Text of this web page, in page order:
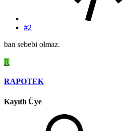
#2
ban sebebi olmaz.
R
RAPOTEK
Kayıtlı Üye